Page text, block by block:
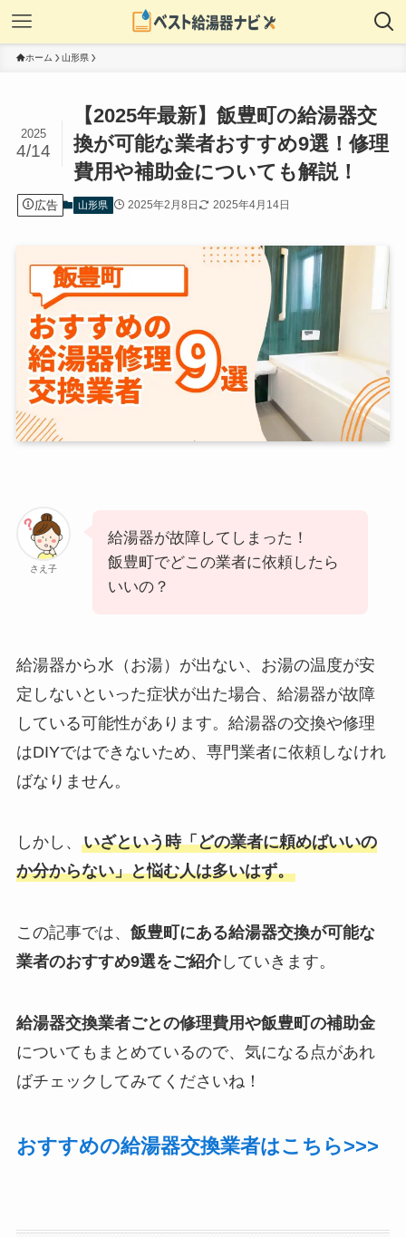
ホーム 山形県
【2025年最新】飯豊町の給湯器交
換が可能な業者おすすめ9選！修理
費用や補助金についても解説！
2025
4/14
広告 山形県 2025年2月8日 2025年4月14日
さえ子
給湯器が故障してしまった！
飯豊町でどこの業者に依頼したら
いいの？
給湯器から水（お湯）が出ない、お湯の温度が安
定しないといった症状が出た場合、給湯器が故障
している可能性があります。給湯器の交換や修理
はDIYではできないため、専門業者に依頼しなけれ
ばなりません。
しかし、 いざという時「どの業者に頼めばいいの
か分からない」と悩む人は多いはず。
この記事では、 飯豊町にある給湯器交換が可能な
業者のおすすめ9選をご紹介していきます。
給湯器交換業者ごとの修理費用や飯豊町の補助金
についてもまとめているので、気になる点があれ
ばチェックしてみてくださいね！
おすすめの給湯器交換業者はこちら>>>